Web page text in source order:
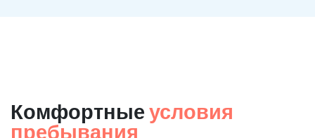
Комфортные условия
пребывания